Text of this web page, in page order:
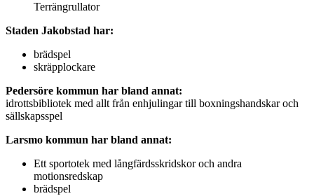
Terrängrullator
Staden Jakobstad har:
brädspel
skräpplockare
Pedersöre kommun har bland annat:
idrottsbibliotek med allt från enhjulingar till boxningshandskar och
sällskapsspel
Larsmo kommun har bland annat:
Ett sportotek med långfärdsskridskor och andra
motionsredskap
brädspel